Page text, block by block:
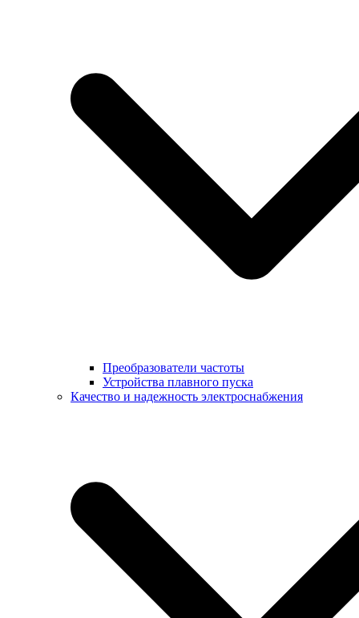
Преобразователи частоты
Устройства плавного пуска
Качество и надежность электроснабжения